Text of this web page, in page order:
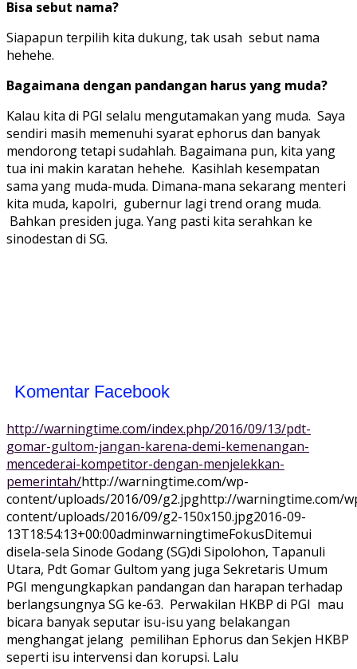
Bisa sebut nama?
Siapapun terpilih kita dukung, tak usah sebut nama
hehehe.
Bagaimana dengan pandangan harus yang muda?
Kalau kita di PGI selalu mengutamakan yang muda. Saya
sendiri masih memenuhi syarat ephorus dan banyak
mendorong tetapi sudahlah. Bagaimana pun, kita yang
tua ini makin karatan hehehe. Kasihlah kesempatan
sama yang muda-muda. Dimana-mana sekarang menteri
kita muda, kapolri, gubernur lagi trend orang muda.
Bahkan presiden juga. Yang pasti kita serahkan ke
sinodestan di SG.
Komentar Facebook
http://warningtime.com/index.php/2016/09/13/pdt-
gomar-gultom-jangan-karena-demi-kemenangan-
mencederai-kompetitor-dengan-menjelekkan-
pemerintah/http://warningtime.com/wp-
content/uploads/2016/09/g2.jpghttp://warningtime.com/
content/uploads/2016/09/g2-150x150.jpg2016-09-
13T18:54:13+00:00adminwarningtimeFokusDitemui
disela-sela Sinode Godang (SG)di Sipolohon, Tapanuli
Utara, Pdt Gomar Gultom yang juga Sekretaris Umum
PGI mengungkapkan pandangan dan harapan terhadap
berlangsungnya SG ke-63. Perwakilan HKBP di PGI mau
bicara banyak seputar isu-isu yang belakangan
menghangat jelang pemilihan Ephorus dan Sekjen HKBP
seperti isu intervensi dan korupsi. Lalu